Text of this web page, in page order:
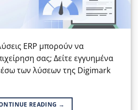
ERP μπορούν να
σας; Δείτε εγγυημένα
των λύσεων της Digimark
READING →